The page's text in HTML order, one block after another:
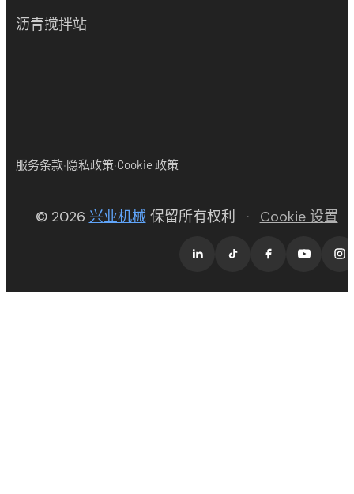
沥青搅拌站
服务条款·隐私政策·Cookie 政策
© 2026 兴业机械(opens in new tab)
保留所有权利 · Cookie 设置